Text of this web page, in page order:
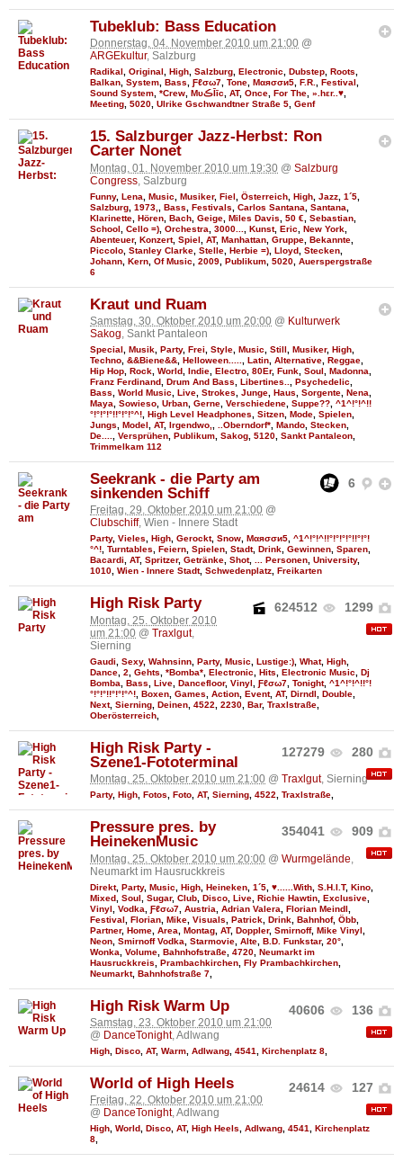
Tubeklub: Bass Education
Donnerstag, 04. November 2010 um 21:00 @
ARGEkultur, Salzburg
Radikal , Original , High, Salzburg, Electronic, Dubstep, Roots,
Balkan, System, Bass, Ƒℓσω7, Tone, Мαяσσи5, F.R., Festival ,
Sound System, *Crew, MυڪĪīc, AT, Once, For The, ».hεr..♥,
Meeting, 5020, Ulrike Gschwandtner Straße 5, Genf
15. Salzburger Jazz-Herbst: Ron
Carter Nonet
Montag, 01. November 2010 um 19:30 @ Salzburg
Congress , Salzburg
Funny, Lena Music Musiker, Fiel Österreich High Jazz 1´5
Salzburg 1973, Bass Festivals Carlos Santana Santana
Klarinette Hören Bach Geige Miles Davis 50 € Sebastian
School
Cello =) Orchestra 3000... Kunst, Eric New York
Abenteuer, Konzert, Spiel AT, Manhattan Gruppe Bekannte
Piccolo Stanley Clarke Stelle Herbie =) Lloyd Stecken
Johann Kern Of Music 2009 Publikum 5020 Auerspergstraße
6
Kraut und Ruam
Samstag, 30. Oktober 2010 um 20:00 @ Kulturwerk
Sakog, Sankt Pantaleon
Special Musik Party, Frei Style Music Still Musiker, High
Techno &&Biene&& Helloween..... Latin Alternative Reggae
Hip Hop Rock World Indie Electro 80Er, Funk Soul Madonna
Franz Ferdinand Drum And Bass Libertines.. Psychedelic
Bass
World Music Live Strokes Junge Haus Sorgente Nena
Maya
Sowieso Urban Gerne Verschiedene Suppe?? ^1^!°!^!!
°!°!°!°!!°!°!°^! High Level Headphones Sitzen Mode Spielen
Jungs
Model AT, Irgendwo, ..Oberndorf* Mando Stecken
De....
Versprühen Publikum Sakog 5120 Sankt Pantaleon
Trimmelkam 112
6
Seekrank - die Party am
sinkenden Schiff
Freitag, 29. Oktober 2010 um 21:00 @
Clubschiff, Wien - Innere Stadt
Party, Vieles, High, Gerockt, Snow, Мαяσσи5, ^1^!°!^!!°!°!°!°!!°!°!
°^!, Turntables, Feiern, Spielen, Stadt, Drink, Gewinnen, Sparen,
Bacardi, AT, Spritzer, Getränke, Shot, ... Personen, University,
1010, Wien - Innere Stadt, Schwedenplatz, Freikarten
624512 1299
High Risk Party
Montag, 25. Oktober 2010
um 21:00 @ Traxlgut,
Sierning
Gaudi Sexy, Wahnsinn Party, Music Lustige:) What, High
Dance 2 Gehts *Bomba* Electronic Hits Electronic Music
Dj
Bomba
Bass Live Dancefloor, Vinyl Ƒℓσω7 Tonight, ^1^!°!^!!°!
°!°!°!!°!°!°^! Boxen Games Action Event, AT, Dirndl Double
Next, Sierning Deinen 4522 2230 Bar, Traxlstraße
Oberösterreich
127279 280
High Risk Party -
Szene1-Fototerminal
Montag, 25. Oktober 2010 um 21:00 @ Traxlgut, Sierning
Party, High Fotos Foto AT, Sierning 4522 Traxlstraße
354041 909
Pressure pres. by
HeinekenMusic
Montag, 25. Oktober 2010 um 20:00 @ Wurmgelände
Neumarkt im Hausruckkreis
Direkt, Party, Music High Heineken 1´5 ♥......With S.H.I.T, Kino
Mixed Soul Sugar, Club Disco Live Richie Hawtin Exclusive
Vinyl
Vodka Ƒℓσω7 Austria Adrian Valera Florian Meindl
Festival
Florian Mike Visuals Patrick Drink Bahnhof, Öbb
Partner, Home Area Montag AT, Doppler, Smirnoff, Mike Vinyl
Neon Smirnoff Vodka Starmovie Alte B.D. Funkstar, 20°
Wonka
Volume Bahnhofstraße 4720 Neumarkt im
Hausruckkreis
Prambachkirchen Fly Prambachkirchen
Neumarkt, Bahnhofstraße 7
40606 136
High Risk Warm Up
Samstag, 23. Oktober 2010 um 21:00
@ DanceTonight, Adlwang
High Disco AT, Warm Adlwang 4541 Kirchenplatz 8
24614 127
World of High Heels
Freitag, 22. Oktober 2010 um 21:00
@ DanceTonight, Adlwang
High, World, Disco, AT, High Heels, Adlwang, 4541, Kirchenplatz
8,